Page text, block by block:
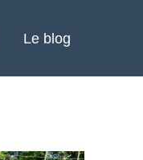
Le blog